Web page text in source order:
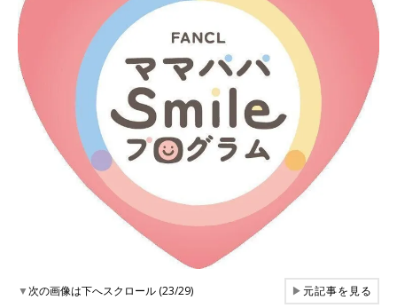
▼次の画像は下へスクロール (23/29) ▶元記事を見る